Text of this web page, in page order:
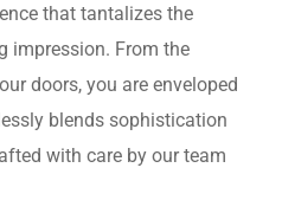
that tantalizes the
impression. From the
doors, you are enveloped
blends sophistication
with care by our team